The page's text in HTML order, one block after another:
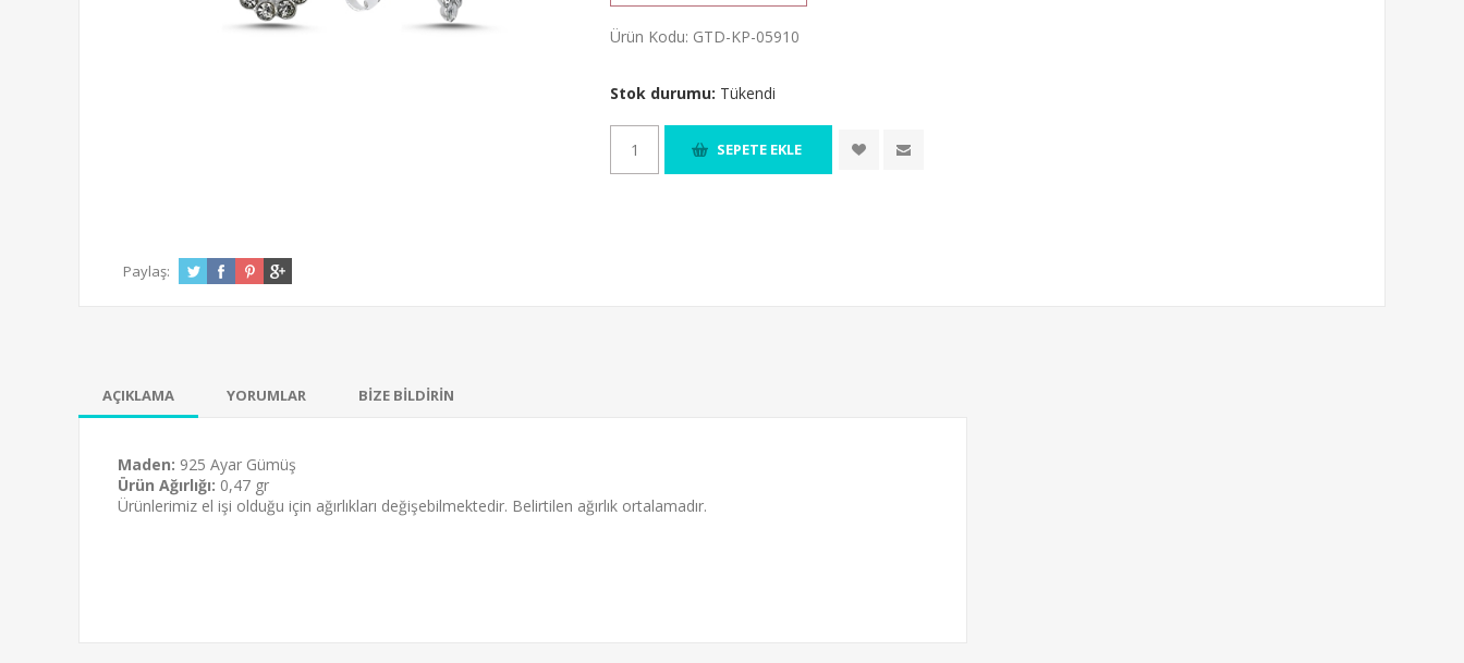
Ürün Kodu: GTD-KP-05910
Stok durumu: Tükendi
Paylaş:
AÇIKLAMA YORUMLAR BİZE BİLDİRİN
Maden: 925 Ayar Gümüş
Ürün Ağırlığı: 0,47 gr
Ürünlerimiz el işi olduğu için ağırlıkları değişebilmektedir. Belirtilen ağırlık ortalamadır.